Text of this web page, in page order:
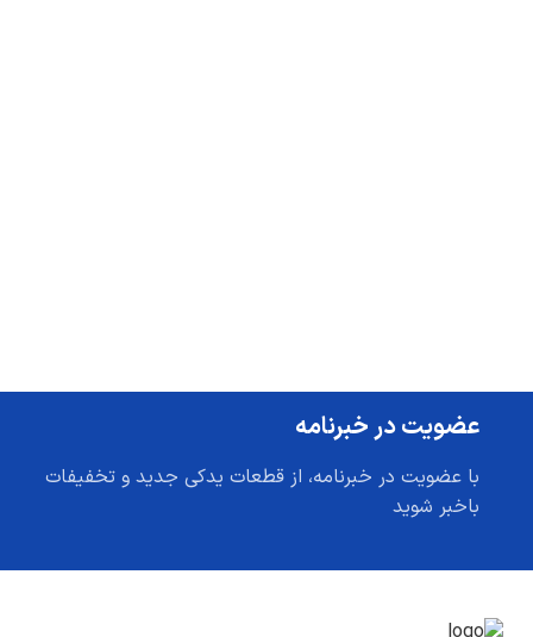
عضویت در خبرنامه
با عضویت در خبرنامه، از قطعات یدکی جدید و تخفیفات
باخبر شوید